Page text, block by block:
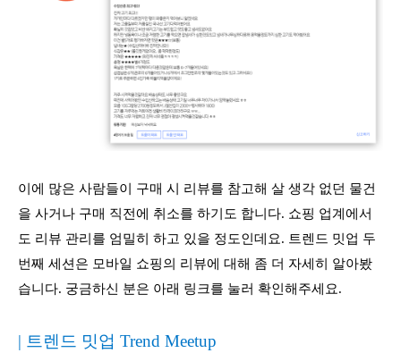
이에 많은 사람들이 구매 시 리뷰를 참고해 살 생각 없던 물건
을 사거나 구매 직전에 취소를 하기도 합니다. 쇼핑 업계에서
도 리뷰 관리를 엄밀히 하고 있을 정도인데요. 트렌드 밋업 두
번째 세션은 모바일 쇼핑의 리뷰에 대해 좀 더 자세히 알아봤
습니다. 궁금하신 분은 아래 링크를 눌러 확인해주세요.
| 트렌드 밋업 Trend Meetup